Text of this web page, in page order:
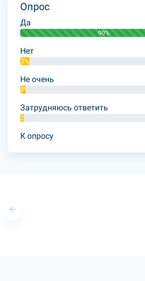
Опрос
Да
90%
Нет
5%
Не очень
3%
Затрудняюсь ответить
2%
К опросу